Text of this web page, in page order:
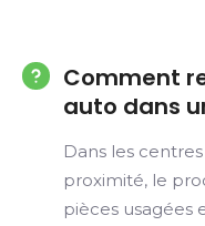
Comment
auto dans
Dans les
proximité, le
pièces usagées